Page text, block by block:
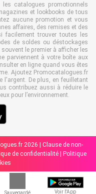
Sauvegardé Voir l'App
catalogues promotionnels
et lookbooks de tous
aucune promotion et vous
affaires, des remises et des
facilement trouver toutes les
de soldes ou déstockages
le premier à afficher les
parviennent à votre boîte aux
en ligne quand vous êtes
Ajoutez Promocatalogues.fr
l'argent. De plus, en feuilletant
contribuez aussi à réduire le
pour l’environnement.
2026 | Clause de non-
de confidentialité
Politique